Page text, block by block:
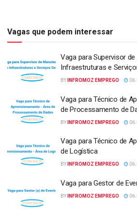
Vagas que podem interessar
Vaga para Supervisor
Infraestruturas e
BY INFROMOZ EMPREGO
Vaga para Técnico de
de Processamento de
BY INFROMOZ EMPREGO
Vaga para Técnico de
de Logística
BY INFROMOZ EMPREGO
Vaga para Gestor de
BY INFROMOZ EMPREGO